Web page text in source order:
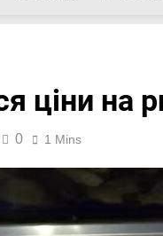
ціни на
0 1 Mins